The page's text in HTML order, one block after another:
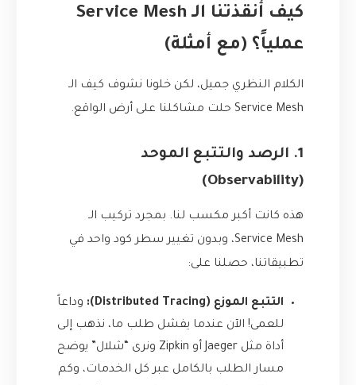
كيف أنقذتنا الـ Service Mesh
عملياً؟ (مع أمثلة)
الكلام النظري جميل، لكن خلونا نشوف كيف الـ
Service Mesh حلت مشاكلنا على أرض الواقع.
1. الرصد والتتبع الموحد
(Observability)
هذه كانت أكبر مكسب لنا. بمجرد تركيب الـ
Service Mesh، وبدون تغيير سطر كود واحد في
تطبيقاتنا، حصلنا على:
التتبع الموزع (Distributed Tracing):
وداعاً
للعمى! الآن عندما يفشل طلب ما، نذهب إلى
أداة مثل Jaeger أو Zipkin ونرى “شلال” يوضح
مسار الطلب بالكامل عبر كل الخدمات، وكم